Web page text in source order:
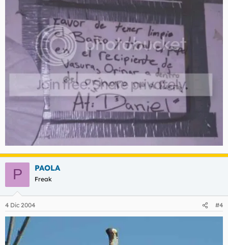
P PAOLA
Freak
4 Dic 2004 #4